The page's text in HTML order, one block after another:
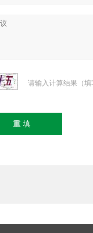
请输入计算结果（